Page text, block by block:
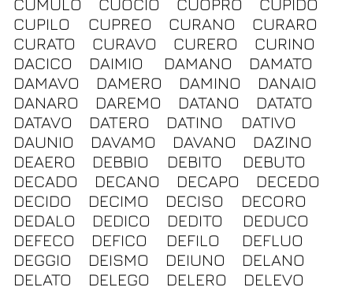
CUMULO
CUOCIO CUOPRO
CUPIDO
CUPILO
CUPREO CURANO
CURARO
CURATO
CURAVO CURERO
CURINO
DACICO
DAIMIO DAMANO
DAMATO
DAMAVO
DAMERO DAMINO
DANAIO
DANARO
DAREMO DATANO
DATATO
DATAVO
DATERO DATINO
DATIVO
DAUNIO
DAVAMO DAVANO
DAZINO
DEAERO
DEBBIO DEBITO
DEBUTO
DECADO
DECANO DECAPO
DECEDO
DECIDO
DECIMO DECISO
DECORO
DEDALO
DEDICO DEDITO
DEDUCO
DEFECO
DEFICO DEFILO
DEFLUO
DEGGIO
DEISMO DEIUNO
DELANO
DELATO
DELEGO DELERO
DELEVO